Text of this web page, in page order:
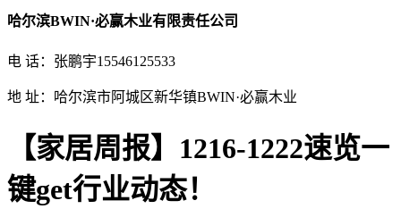
哈尔滨BWIN·必赢木业有限责任公司
电 话：张鹏宇15546125533
地 址：哈尔滨市阿城区新华镇BWIN·必赢木业
【家居周报】1216-1222速览一
键get行业动态！